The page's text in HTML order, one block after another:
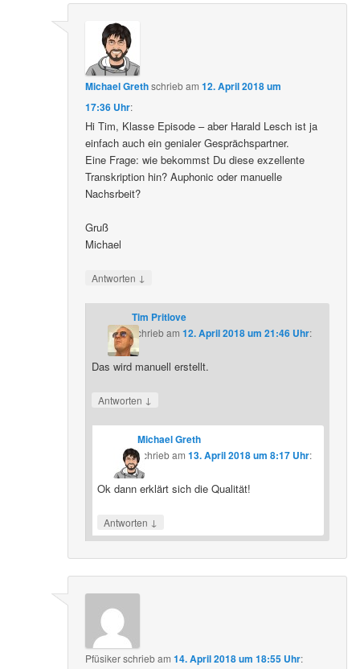
Michael Grethschriebam12. April 2018 um
17:36 Uhr:
Hi Tim, Klasse Episode – aber Harald Lesch ist ja
einfach auch ein genialer Gesprächspartner.
Eine Frage: wie bekommst Du diese exzellente
Transkription hin? Auphonic oder manuelle
Nachsrbeit?
Gruß
Michael
Antworten ↓
Tim Pritlove
schriebam 12. April 2018 um 21:46 Uhr:
Das wird manuell erstellt.
Antworten ↓
Michael Greth
schriebam13. April 2018 um 8:17 Uhr:
Ok dann erklärt sich die Qualität!
Antworten ↓
Pfüsikerschriebam14. April 2018 um 18:55 Uhr: